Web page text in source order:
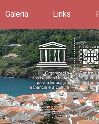
Galeria Links